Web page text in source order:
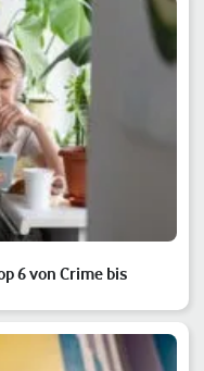
6 von Crime bis